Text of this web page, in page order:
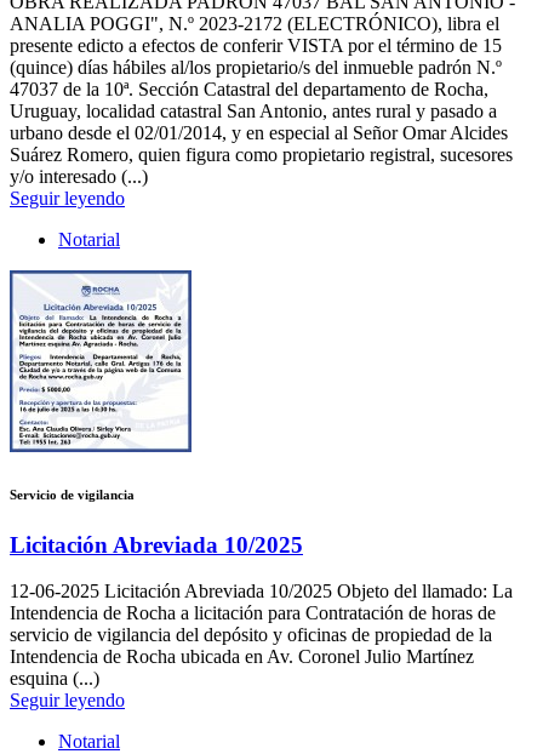
ANALIA POGGI", N.º 2023-2172 (ELECTRÓNICO), libra el
presente edicto a efectos de conferir VISTA por el término de 15
(quince) días hábiles al/los propietario/s del inmueble padrón N.º
47037 de la 10ª. Sección Catastral del departamento de Rocha,
Uruguay, localidad catastral San Antonio, antes rural y pasado a
urbano desde el 02/01/2014, y en especial al Señor Omar Alcides
Suárez Romero, quien figura como propietario registral, sucesores
y/o interesado (...)
Seguir leyendo
Notarial
Servicio de vigilancia
Licitación Abreviada 10/2025
12-06-2025 Licitación Abreviada 10/2025 Objeto del llamado: La
Intendencia de Rocha a licitación para Contratación de horas de
servicio de vigilancia del depósito y oficinas de propiedad de la
Intendencia de Rocha ubicada en Av. Coronel Julio Martínez
esquina (...)
Seguir leyendo
Notarial